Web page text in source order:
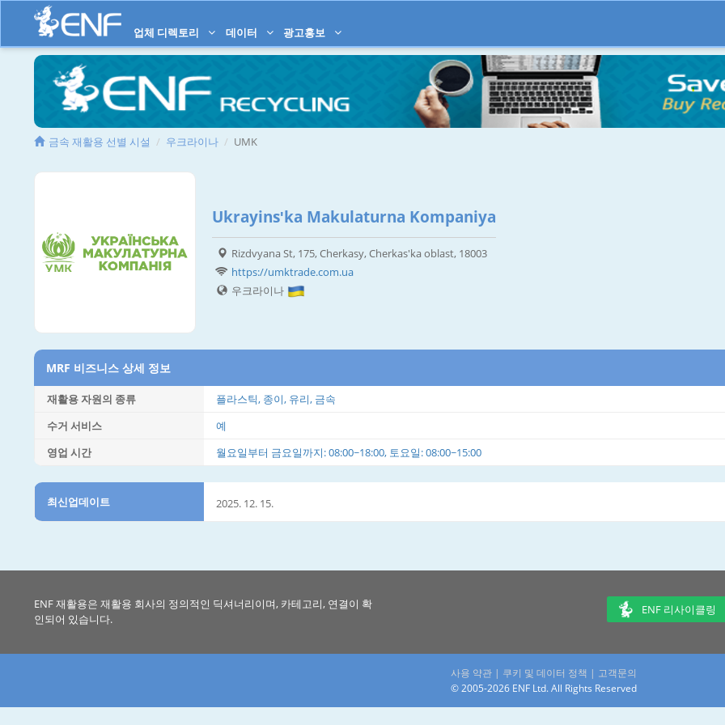
업체 디렉토리 데이터 광고홍보
금속 재활용 선별 시설 우크라이나 UMK
Ukrayinsʹka Makulaturna Kompaniya
Rizdvyana St, 175, Cherkasy, Cherkas'ka oblast, 18003
https://umktrade.com.ua
우크라이나
MRF 비즈니스 상세 정보
재활용 자원의 종류
플라스틱, 종이, 유리, 금속
수거 서비스
예
영업 시간
월요일부터 금요일까지: 08:00~18:00, 토요일: 08:00~15:00
최신업데이트 2025. 12. 15.
ENF 재활용은 재활용 회사의 정의적인 딕셔너리이며, 카테고리, 연결이 확
인되어 있습니다.
ENF 리사이클링
사용 약관 | 쿠키 및 데이터 정책 | 고객문의
© 2005-2026 ENF Ltd. All Rights Reserved